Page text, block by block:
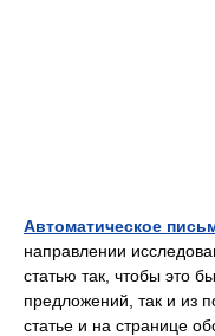
Автоматическое
направлении
статью так, чтобы это
предложений, так и из
статье и на странице